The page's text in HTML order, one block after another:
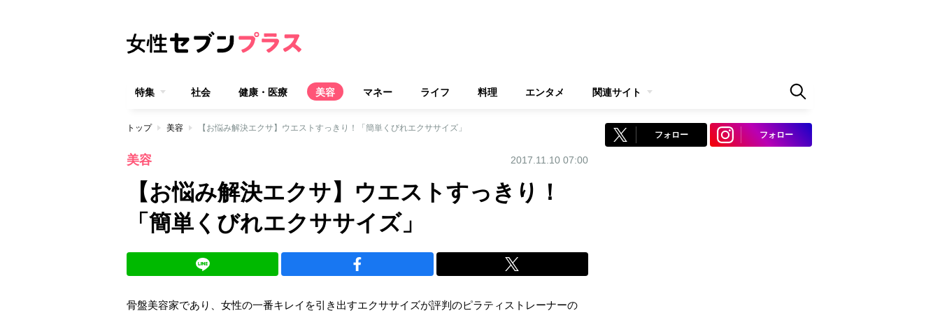
特集 社会 健康・医療 美容 マネー ライフ 料理 エンタメ 関連サイト
トップ 美容 【お悩み解決エクサ】ウエストすっきり！「簡単くびれエクササイズ」
美容 2017.11.10 07:00
【お悩み解決エクサ】ウエストすっきり！
「簡単くびれエクササイズ」
骨盤美容家であり、女性の一番キレイを引き出すエクササイズが評判のピラティストレーナーの
フォロー フォロー